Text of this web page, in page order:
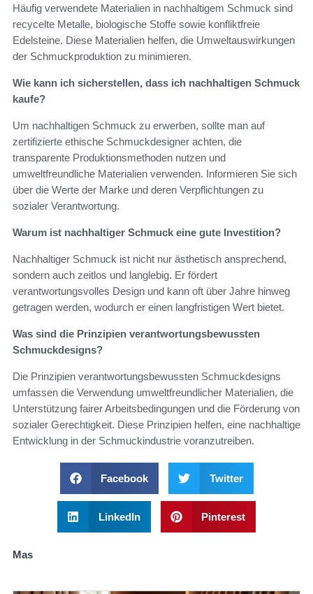
Häufig verwendete Materialien in nachhaltigem Schmuck sind
recycelte Metalle, biologische Stoffe sowie konfliktfreie
Edelsteine. Diese Materialien helfen, die Umweltauswirkungen
der Schmuckproduktion zu minimieren.
Wie kann ich sicherstellen, dass ich nachhaltigen Schmuck
kaufe?
Um nachhaltigen Schmuck zu erwerben, sollte man auf
zertifizierte ethische Schmuckdesigner achten, die
transparente Produktionsmethoden nutzen und
umweltfreundliche Materialien verwenden. Informieren Sie sich
über die Werte der Marke und deren Verpflichtungen zu
sozialer Verantwortung.
Warum ist nachhaltiger Schmuck eine gute Investition?
Nachhaltiger Schmuck ist nicht nur ästhetisch ansprechend,
sondern auch zeitlos und langlebig. Er fördert
verantwortungsvolles Design und kann oft über Jahre hinweg
getragen werden, wodurch er einen langfristigen Wert bietet.
Was sind die Prinzipien verantwortungsbewussten
Schmuckdesigns?
Die Prinzipien verantwortungsbewussten Schmuckdesigns
umfassen die Verwendung umweltfreundlicher Materialien, die
Unterstützung fairer Arbeitsbedingungen und die Förderung von
sozialer Gerechtigkeit. Diese Prinzipien helfen, eine nachhaltige
Entwicklung in der Schmuckindustrie voranzutreiben.
Facebook Twitter
LinkedIn Pinterest
Mas